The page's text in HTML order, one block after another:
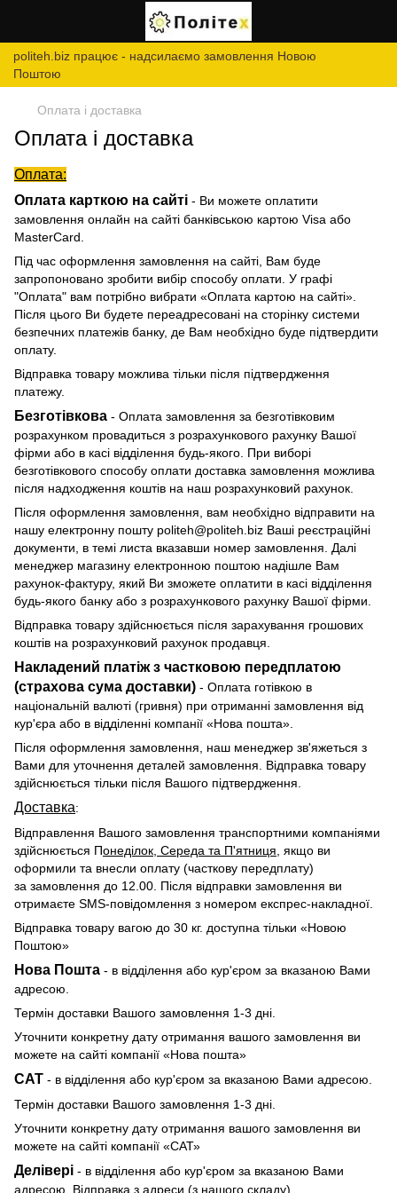
politeh.biz працює - надсилаємо замовлення Новою
Поштою
Оплата і доставка
Оплата і доставка
Оплата:
Оплата карткою на сайті - Ви можете оплатити
замовлення онлайн на сайті банківською картою Visa або
MasterCard.
Під час оформлення замовлення на сайті, Вам буде
запропоновано зробити вибір способу оплати. У графі
"Оплата" вам потрібно вибрати «Оплата картою на сайті».
Після цього Ви будете переадресовані на сторінку системи
безпечних платежів банку, де Вам необхідно буде підтвердити
оплату.
Відправка товару можлива тільки після підтвердження
платежу.
Безготівкова - Оплата замовлення за безготівковим
розрахунком провадиться з розрахункового рахунку Вашої
фірми або в касі відділення будь-якого. При виборі
безготівкового способу оплати доставка замовлення можлива
після надходження коштів на наш розрахунковий рахунок.
Після оформлення замовлення, вам необхідно відправити на
нашу електронну пошту politeh@politeh.biz Ваші реєстраційні
документи, в темі листа вказавши номер замовлення. Далі
менеджер магазину електронною поштою надішле Вам
рахунок-фактуру, який Ви зможете оплатити в касі відділення
будь-якого банку або з розрахункового рахунку Вашої фірми.
Відправка товару здійснюється після зарахування грошових
коштів на розрахунковий рахунок продавця.
Накладений платіж з частковою передплатою
(страхова сума доставки) - Оплата готівкою в
національній валюті (гривня) при отриманні замовлення від
кур'єра або в відділенні компанії «Нова пошта».
Після оформлення замовлення, наш менеджер зв'яжеться з
Вами для уточнення деталей замовлення. Відправка товару
здійснюється тільки після Вашого підтвердження.
Доставка:
Відправлення Вашого замовлення транспортними компаніями
здійснюється Понеділок, Середа та П'ятниця , якщо ви
оформили та внесли оплату (часткову передплату)
за замовлення до 12.00. Після відправки замовлення ви
отримаєте SMS-повідомлення з номером експрес-накладної.
Відправка товару вагою до 30 кг. доступна тільки «Новою
Поштою»
Нова Пошта - в відділення або кур'єром за вказаною Вами
адресою.
Термін доставки Вашого замовлення 1-3 дні.
Уточнити конкретну дату отримання вашого замовлення ви
можете на сайті компанії «Нова пошта»
САТ - в відділення або кур'єром за вказаною Вами адресою.
Термін доставки Вашого замовлення 1-3 дні.
Уточнити конкретну дату отримання вашого замовлення ви
можете на сайті компанії «САТ»
Делівері - в відділення або кур'єром за вказаною Вами
адресою. Відправка з адреси (з нашого складу).